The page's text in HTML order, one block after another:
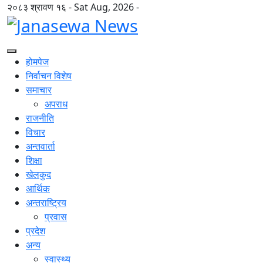
२०८३ श्रावण १६ - Sat Aug, 2026 -
होमपेज
निर्वाचन विशेष
समाचार
अपराध
राजनीति
विचार
अन्तवार्ता
शिक्षा
खेलकुद
आर्थिक
अन्तराष्ट्रिय
प्रवास
प्रदेश
अन्य
स्वास्थ्य